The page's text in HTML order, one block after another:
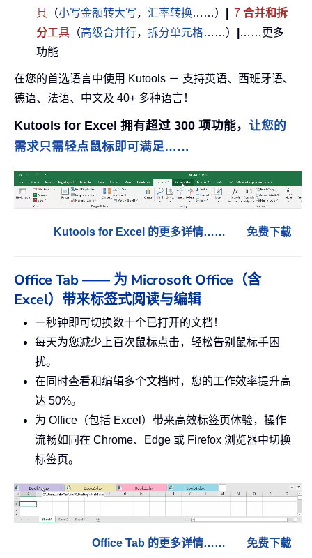
具 （小写金额转大写， 汇率转换……） 7 合并和拆
分工具 （高级合并行， 拆分单元格……）
……更多
功能
在您的首选语言中使用 Kutools － 支持英语、西班牙语、
德语、法语、中文及 40+ 多种语言！
Kutools for Excel 拥有超过 300 项功能， 让您的
需求只需轻点鼠标即可满足……
Kutools for Excel 的更多详情…… 免费下载
Office Tab —— 为 Microsoft Office（含
Excel）带来标签式阅读与编辑
一秒钟即可切换数十个已打开的文档！
每天为您减少上百次鼠标点击，轻松告别鼠标手困
扰。
在同时查看和编辑多个文档时，您的工作效率提升高
达 50%。
为 Office（包括 Excel）带来高效标签页体验，操作
流畅如同在 Chrome、Edge 或 Firefox 浏览器中切换
标签页。
Office Tab 的更多详情…… 免费下载